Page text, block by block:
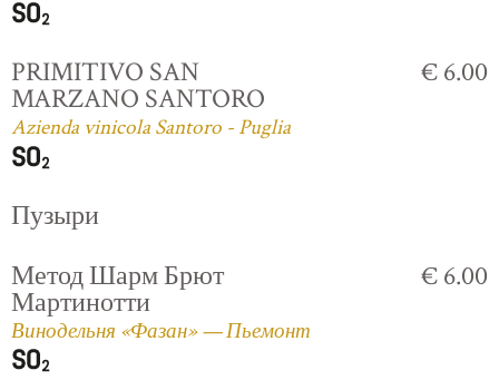
PRIMITIVO SAN
MARZANO SANTORO
Azienda vinicola Santoro - Puglia
€ 6.00
Пузыри
Метод Шарм Брют
Мартинотти
Винодельня «Фазан» — Пьемонт
€ 6.00